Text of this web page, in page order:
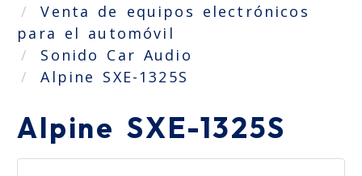
Venta de equipos electrónicos
para el automóvil
Sonido Car Audio
Alpine SXE-1325S
Alpine SXE-1325S